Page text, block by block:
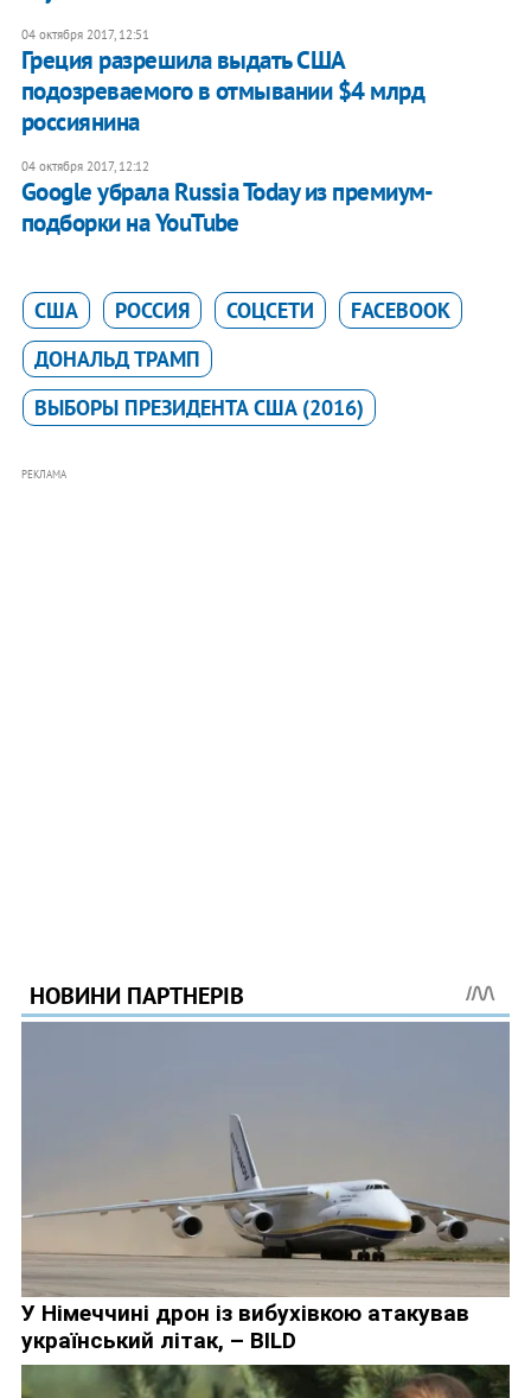
04 октября 2017, 12:51
Греция разрешила выдать США
подозреваемого в отмывании $4 млрд
россиянина
04 октября 2017, 12:12
Google убрала Russia Today из премиум-
подборки на YouTube
США РОССИЯ СОЦСЕТИ
FACEBOOK
ДОНАЛЬД ТРАМП
ВЫБОРЫ ПРЕЗИДЕНТА США (2016)
РЕКЛАМА